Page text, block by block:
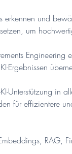
und
um
Ergebnissen
Unterstützung in
für effizientere
RAG,